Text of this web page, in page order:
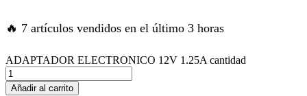
panel
satın al
🔥 7 artículos vendidos en el último 3 horas
ADAPTADOR ELECTRONICO 12V 1.25A cantidad
Añadir al carrito